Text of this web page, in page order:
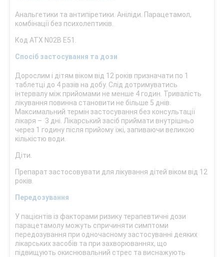
Анальгетики та антипіретики. Аніліди. Парацетамол,
комбінації без психолептиків.
Код АТХ N02B E51.
Спосіб застосування та дози
Дорослим і дітям віком від 12 років призначати по 1
таблетці до 4 разів на добу. Слід дотримуватись
інтервалу між прийомами не менше 4 годин. Тривалість
лікування повинна становити не більше 5 днів.
Максимальний термін застосування без консультації
лікаря – 3 дні. Лікарський засіб приймати внутрішньо
через 1 годину після прийому їжі, запиваючи великою
кількістю води.
Діти.
Препарат застосовувати для лікування дітей віком від 12
років.
Передозування
У пацієнтів із факторами ризику терапевтичні дози
парацетамолу можуть спричиняти симптоми
передозування при одночасному застосуванні деяких
лікарських засобів та при захворюваннях, що
підвищують окиснювальний стрес та виснажують